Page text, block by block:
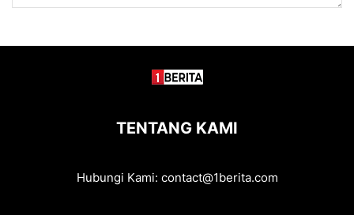
TENTANG KAMI
Hubungi Kami: contact@1berita.com